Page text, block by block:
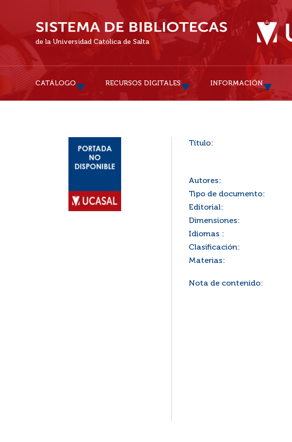
de la Universidad Católica de Salta
CATÁLOGO RECURSOS DIGITALES INFORMACIÓN
Título:
Autores:
Tipo de documento:
Editorial:
Dimensiones:
Idiomas :
Clasificación:
Materias:
Nota de contenido: